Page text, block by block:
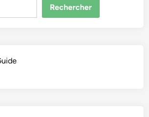
Rechercher